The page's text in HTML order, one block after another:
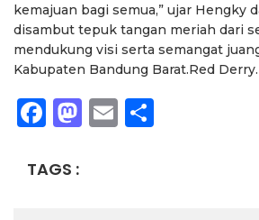
kemajuan bagi semua,” ujar Hengky
disambut tepuk tangan meriah dari
mendukung visi serta semangat
Kabupaten Bandung Barat.Red Derry.
Facebook
Mastodon
Email
TAGS :